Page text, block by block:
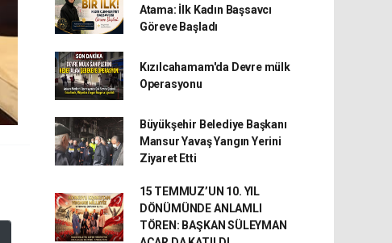
Atama: İlk Kadın Başsavcı
Göreve Başladı
Kızılcahamam'da Devre mülk
Operasyonu
Büyükşehir Belediye Başkanı
Mansur Yavaş Yangın Yerini
Ziyaret Etti
15 TEMMUZ’UN 10. YIL
DÖNÜMÜNDE ANLAMLI
TÖREN: BAŞKAN SÜLEYMAN